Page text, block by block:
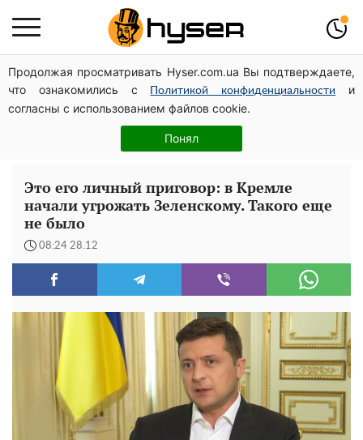
Продолжая просматривать Hyser.com.ua Вы подтверждаете,
что ознакомились с
Политикой конфиденциальности
и
согласны с использованием файлов cookie.
Понял
Дрони із націнкою: Олександр Конотопський вивів
мільйони оборонного бюджету через фіктивну фірму в
Естонії
Як учасник бойових дій може оформити пільгу на
оплату комунальних послуг: інструкція
Это его личный приговор: в Кремле
начали угрожать Зеленскому. Такого еще
не было
08:24 28.12